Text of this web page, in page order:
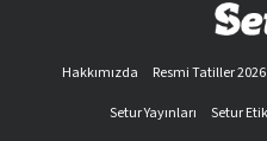
Hakkımızda Resmi Tatiller 2026
Setur Yayınları
Setur